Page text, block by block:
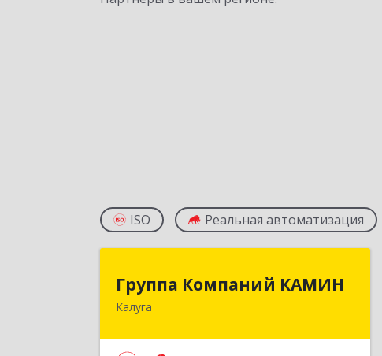
ISO Реальная автоматизация
Группа Компаний КАМИН
Калуга
Группа Компаний КАМИН